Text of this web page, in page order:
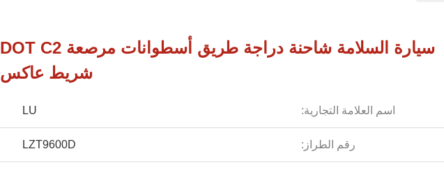
سيارة السلامة شاحنة دراجة طريق أسطوانات مرصعة DOT C2
شريط عاكس
اسم العلامة التجارية: LU
رقم الطراز: LZT9600D